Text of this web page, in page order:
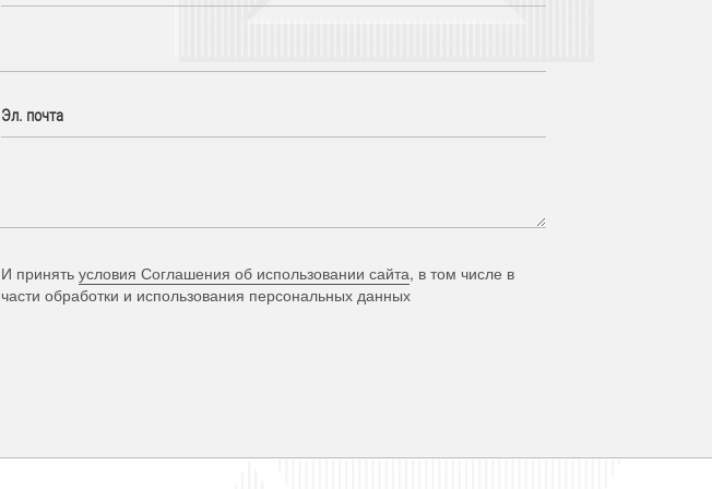
Эл. почта
И принять условия Соглашения об использовании сайта, в том числе в
части обработки и использования персональных данных